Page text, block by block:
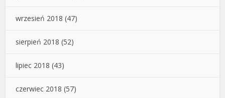
wrzesień 2018 (47)
sierpień 2018 (52)
lipiec 2018 (43)
czerwiec 2018 (57)